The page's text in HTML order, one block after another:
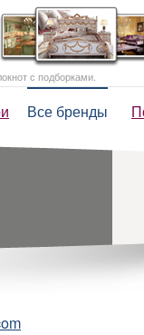
Все бренды
с подборками.